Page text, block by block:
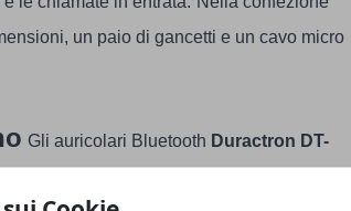
un paio di gancetti e un cavo micro
Gli auricolari Bluetooth Duractron DT-
gli alti sono ben definiti e